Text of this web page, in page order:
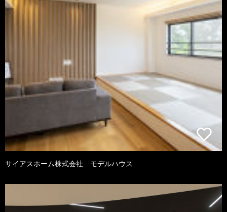
サイアスホーム株式会社 モデルハウス